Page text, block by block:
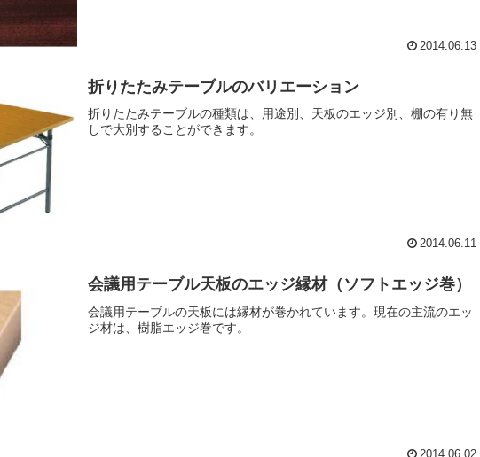
2014.06.13
折りたたみテーブルのバリエーション
折りたたみテーブルの種類は、用途別、天板のエッジ別、棚の有り無
しで大別することができます。
2014.06.11
会議用テーブル天板のエッジ縁材（ソフトエッジ巻）
会議用テーブルの天板には縁材が巻かれています。現在の主流のエッ
ジ材は、樹脂エッジ巻です。